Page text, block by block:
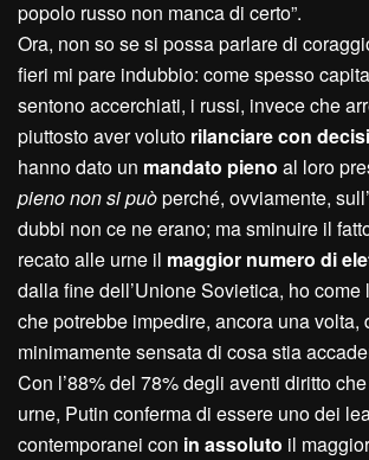
popolo russo non manca di certo”.
Ora, non so se si possa parlare di
fieri mi pare indubbio: come spesso
sentono accerchiati, i russi, invece che
piuttosto aver voluto rilanciare con
hanno dato un mandato pieno al loro
pieno non si puòperché, ovviamente,
dubbi non ce ne erano; ma sminuire il
recato alle urne il maggior numero di
dalla fine dell’Unione Sovietica, ho come
che potrebbe impedire, ancora una volta,
minimamente sensata di cosa stia
Con l’88% del 78% degli aventi diritto
urne, Putin conferma di essere uno dei
contemporanei con in assoluto il